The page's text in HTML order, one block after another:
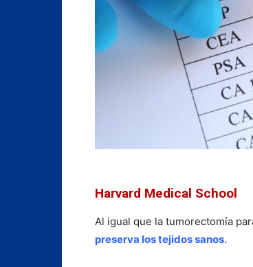
Harvard Medical School
Al igual que la tumorectomía
preserva los tejidos sanos.